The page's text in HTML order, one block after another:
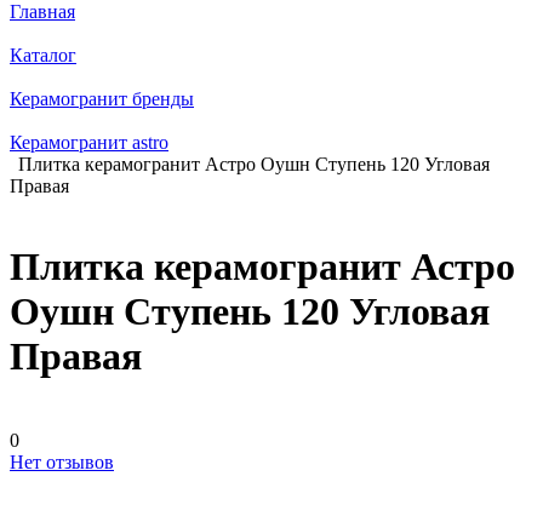
Главная
Каталог
Керамогранит бренды
Керамогранит astro
Плитка керамогранит Астро Оушн Ступень 120 Угловая
Правая
Плитка керамогранит Астро
Оушн Ступень 120 Угловая
Правая
0
Нет отзывов